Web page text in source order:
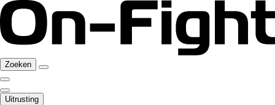
Zoeken
Uitrusting